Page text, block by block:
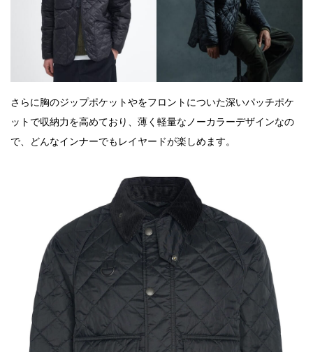
さらに胸のジップポケットやをフロントについた深いパッチポケ
ットで収納力を高めており、薄く軽量なノーカラーデザインなの
で、どんなインナーでもレイヤードが楽しめます。